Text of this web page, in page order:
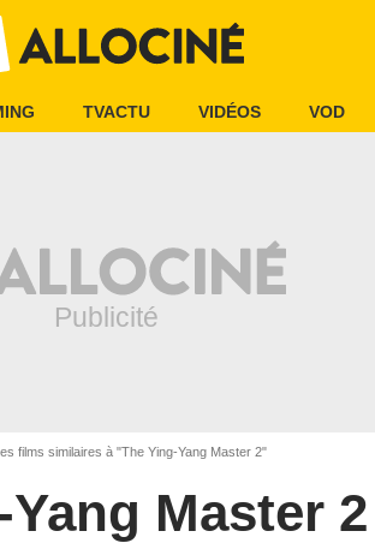
TVACTU VIDÉOS VOD
films similaires à "The Ying-Yang Master 2"
Master 2